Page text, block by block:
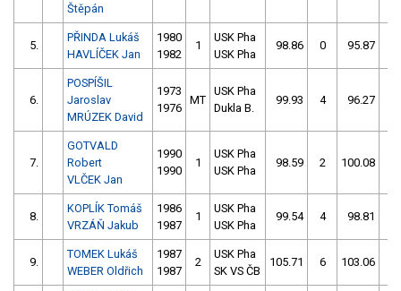
Štěpán
5.
PŘINDA Lukáš
HAVLÍČEK Jan
1980
1982
1
USK Pha
USK Pha
98.86 0 95.87
6.
POSPÍŠIL
Jaroslav
MRÚZEK David
1973
1976
MT
USK Pha
Dukla B.
99.93 4 96.27
7.
GOTVALD
Robert
VLČEK Jan
1990
1990
1
USK Pha
USK Pha
98.59 2 100.08
8.
KOPLÍK Tomáš
VRZÁŇ Jakub
1986
1987
1
USK Pha
USK Pha
99.54 4 98.81
9.
TOMEK Lukáš
WEBER Oldřich
1987
1987
2
USK Pha
SK VS ČB
105.71 6 103.06